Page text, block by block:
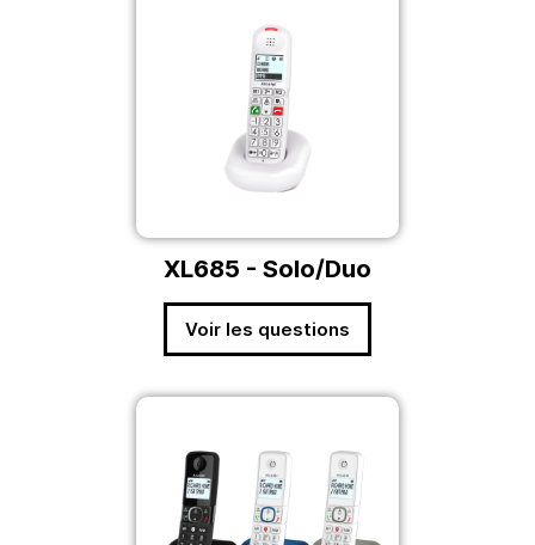
XL685 - Solo/Duo
Voir les questions